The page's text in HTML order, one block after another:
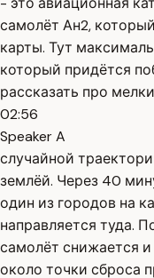
самолёт Ан2,
карты. Тут
который придётся
рассказать про
02:56
Speaker A
случайной
землёй. Через 40
один из городов на
направляется туда.
самолёт снижается
около точки сброса